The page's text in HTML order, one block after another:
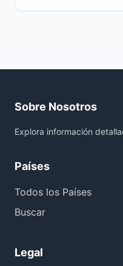
Sobre Nosotros
Explora información
Países
Todos los Países
Buscar
Legal